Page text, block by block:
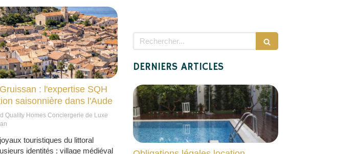
: l'expertise SQH
saisonnière dans l'Aude
Quality Homes Conciergerie de Luxe
touristiques du littoral
identités : village médiéval
Rechercher
DERNIERS ARTICLES